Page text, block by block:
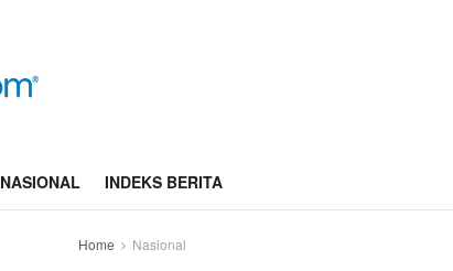
NASIONAL INDEKS BERITA
Home Nasional